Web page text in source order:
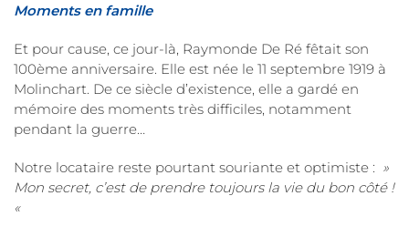
Moments en famille
Et pour cause, ce jour-là, Raymonde De Ré fêtait son
100ème anniversaire. Elle est née le 11 septembre 1919 à
Molinchart. De ce siècle d’existence, elle a gardé en
mémoire des moments très difficiles, notamment
pendant la guerre…
Notre locataire reste pourtant souriante et optimiste : »
Mon secret, c’est de prendre toujours la vie du bon côté !
«